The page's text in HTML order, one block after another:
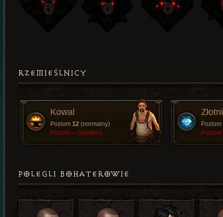
RZEMIEŚLNICY
Kowal
Poziom 12 (normalny)
Poziom – (hardkor)
Poziom
Poziom
POLEGLI BOHATEROWIE